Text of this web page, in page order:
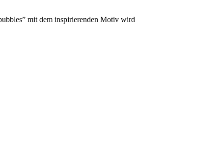
mit dem inspirierenden Motiv wird